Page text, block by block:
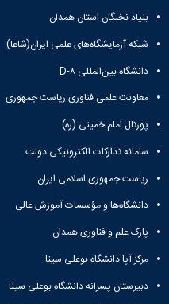
بنیاد نخبگان استان همدان
شبکه آزمایشگاه‌های علمی ایران(شاعا)
دانشگاه بین‌المللی D-۸
معاونت علمی فناوری ریاست جمهوری
پورتال امام خمینی (ره)
سامانه تدارکات الکترونیکی دولت
ریاست جمهوری اسلامی ایران
دانشگاه‌ها و مؤسسات آموزش عالی
پارک علم و فناوری همدان
مرکز آپا دانشگاه بوعلی سینا
دبیرستان پسرانه دانشگاه بوعلی سینا